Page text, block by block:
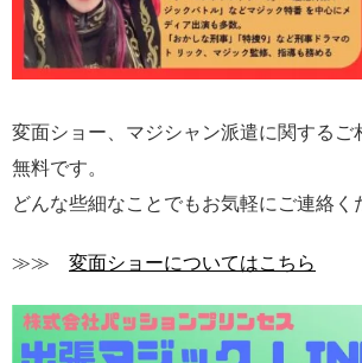
変面ショー、マジシャン派遣に関するご
無料です。
どんな些細なことでもお気軽にご連絡く
≫≫ 変面ショーについてはこちら